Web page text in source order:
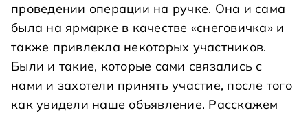
проведении операции на ручке. Она и сама
была на ярмарке в качестве «снеговичка» и
также привлекла некоторых участников.
Были и такие, которые сами связались с
нами и захотели принять участие, после того
как увидели наше объявление. Расскажем